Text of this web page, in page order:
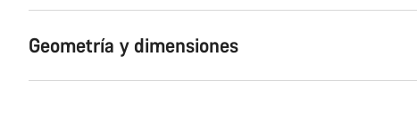
Geometría y dimensiones